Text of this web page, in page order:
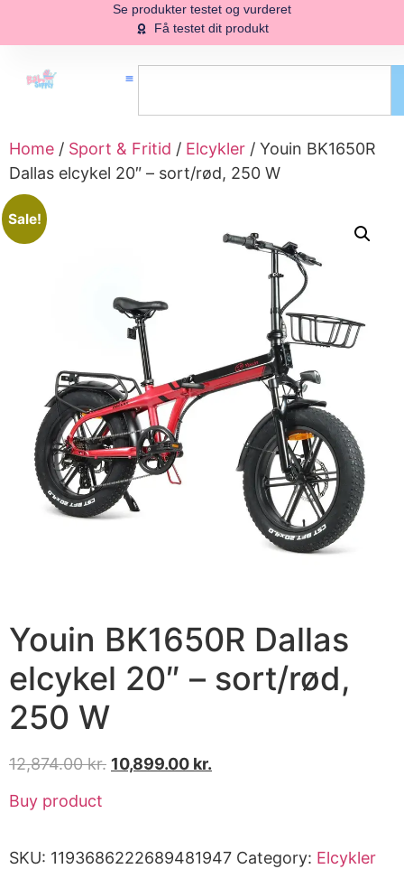
Se produkter testet og vurderet
Få testet dit produkt
Home / Sport & Fritid / Elcykler / Youin BK1650R
Dallas elcykel 20″ – sort/rød, 250 W
Sale!
Youin BK1650R Dallas
elcykel 20″ – sort/rød,
250 W
12,874.00kr. 10,899.00 kr.
Buy product
SKU: 1193686222689481947 Category: Elcykler